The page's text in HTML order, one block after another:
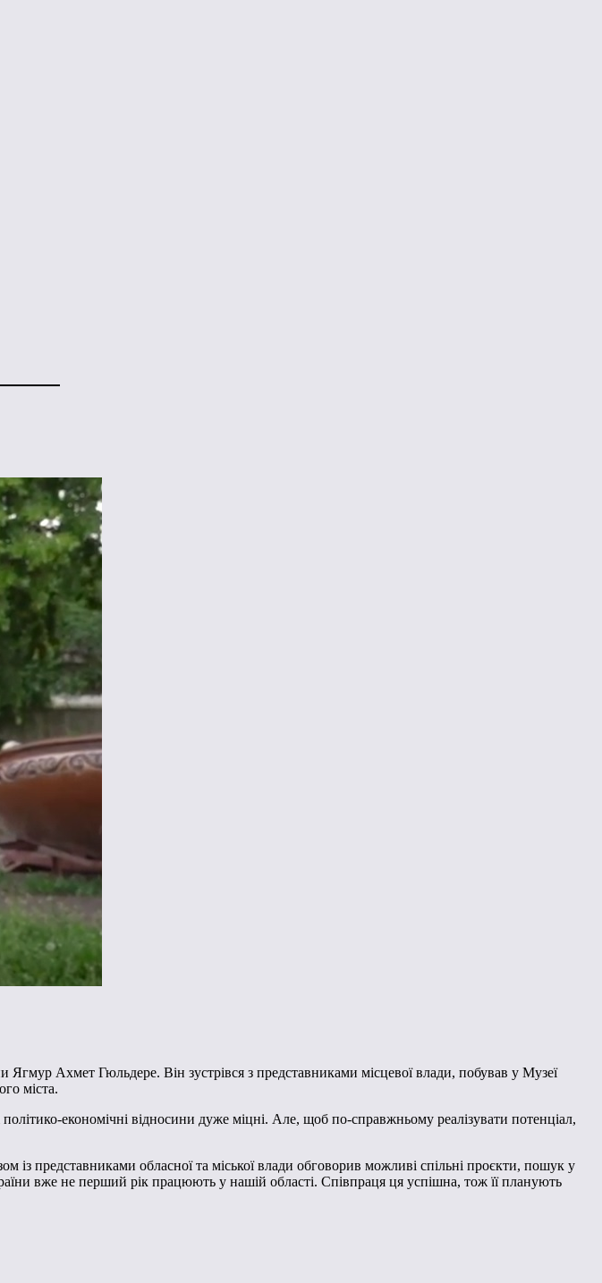
Ахмет Гюльдере. Він зустрівся з представниками місцевої влади, побував у Музеї
міста.
економічні відносини дуже міцні. Але, щоб по-справжньому реалізувати потенціал,
із представниками обласної та міської влади обговорив можливі спільні проєкти, пошук у
вже не перший рік працюють у нашій області. Співпраця ця успішна, тож її планують